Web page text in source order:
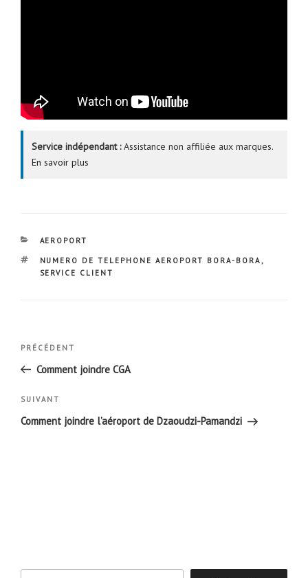
Service indépendant :Assistance non affiliée aux marques.
En savoir plus
CATÉGORIES
AEROPORT
ÉTIQUETTES
NUMERO DE TELEPHONE AEROPORT BORA-BORA ,
SERVICE CLIENT
Navigation
l’article
Article
précédent
PRÉCÉDENT
Comment joindre CGA
Article
suivant
SUIVANT
Comment joindre l’aéroport de Dzaoudzi-Pamandzi